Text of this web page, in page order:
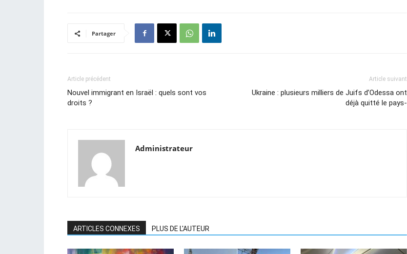
Partager
Article précédent
Nouvel immigrant en Israël : quels sont vos
droits ?
Article suivant
Ukraine : plusieurs milliers de Juifs d’Odessa ont
déjà quitté le pays-
Administrateur
ARTICLES CONNEXES PLUS DE L'AUTEUR